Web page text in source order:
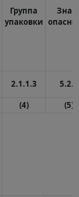
Группа
упаковки
2.1.1.3
5.2.2
(4)
(5)